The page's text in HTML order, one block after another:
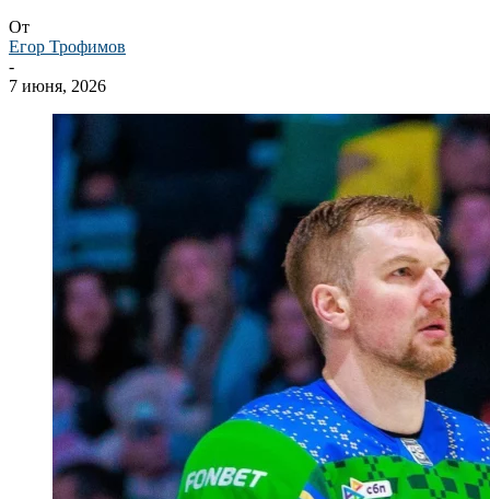
От
Егор Трофимов
-
7 июня, 2026